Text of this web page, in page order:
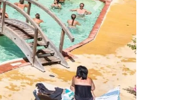
Volgende